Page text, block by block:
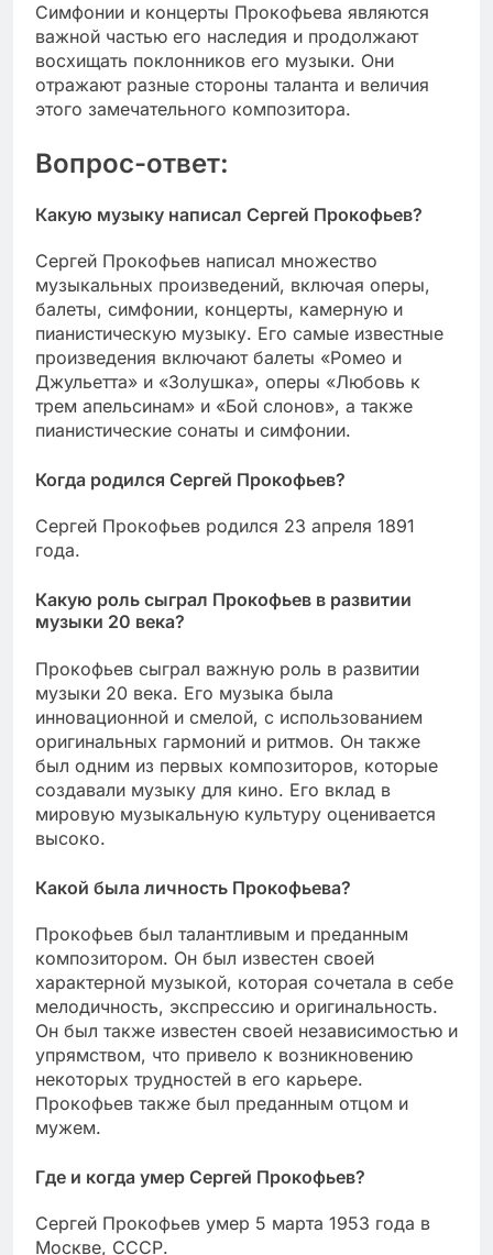
Симфонии и концерты Прокофьева являются
важной частью его наследия и продолжают
восхищать поклонников его музыки. Они
отражают разные стороны таланта и величия
этого замечательного композитора.
Вопрос-ответ:
Какую музыку написал Сергей Прокофьев?
Сергей Прокофьев написал множество
музыкальных произведений, включая оперы,
балеты, симфонии, концерты, камерную и
пианистическую музыку. Его самые известные
произведения включают балеты «Ромео и
Джульетта» и «Золушка», оперы «Любовь к
трем апельсинам» и «Бой слонов», а также
пианистические сонаты и симфонии.
Когда родился Сергей Прокофьев?
Сергей Прокофьев родился 23 апреля 1891
года.
Какую роль сыграл Прокофьев в развитии
музыки 20 века?
Прокофьев сыграл важную роль в развитии
музыки 20 века. Его музыка была
инновационной и смелой, с использованием
оригинальных гармоний и ритмов. Он также
был одним из первых композиторов, которые
создавали музыку для кино. Его вклад в
мировую музыкальную культуру оценивается
высоко.
Какой была личность Прокофьева?
Прокофьев был талантливым и преданным
композитором. Он был известен своей
характерной музыкой, которая сочетала в себе
мелодичность, экспрессию и оригинальность.
Он был также известен своей независимостью и
упрямством, что привело к возникновению
некоторых трудностей в его карьере.
Прокофьев также был преданным отцом и
мужем.
Где и когда умер Сергей Прокофьев?
Сергей Прокофьев умер 5 марта 1953 года в
Москве, СССР.